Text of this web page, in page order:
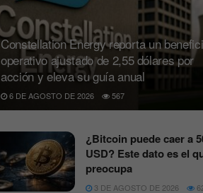
Constellation Energy reporta un
operativo ajustado de 2,55 dólares por
acción y eleva su guía anual
6 DE AGOSTO DE 2026 567
¿Bitcoin puede caer a
USD? Este dato es el
preocupa
3 DE AGOSTO DE 2026